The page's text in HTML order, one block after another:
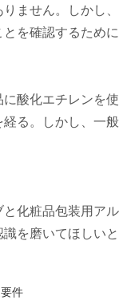
ません。しかし
とを確認するた
酸化エチレンを
る。しかし、一
化粧品包装用ア
を磨いてほしいと
件